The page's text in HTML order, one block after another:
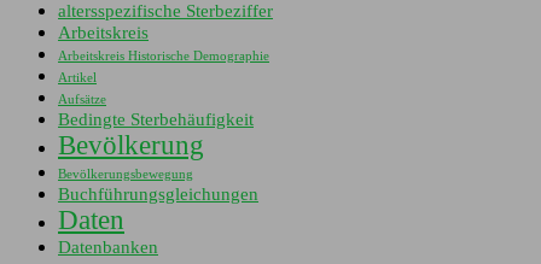
altersspezifische Sterbeziffer
Arbeitskreis
Arbeitskreis Historische Demographie
Artikel
Aufsätze
Bedingte Sterbehäufigkeit
Bevölkerung
Bevölkerungsbewegung
Buchführungsgleichungen
Daten
Datenbanken